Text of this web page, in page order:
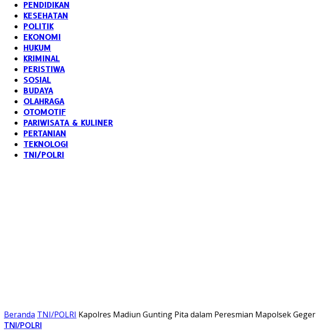
PENDIDIKAN
KESEHATAN
POLITIK
EKONOMI
HUKUM
KRIMINAL
PERISTIWA
SOSIAL
BUDAYA
OLAHRAGA
OTOMOTIF
PARIWISATA & KULINER
PERTANIAN
TEKNOLOGI
TNI/POLRI
Beranda TNI/POLRI Kapolres Madiun Gunting Pita dalam Peresmian Mapolsek Geger
TNI/POLRI